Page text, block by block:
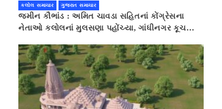
કલોલ સમાચાર ગુજરાત સમાચાર
જમીન કૌભાંડ : અમિત ચાવડા સહિતનાં કોંગ્રેસના
નેતાઓ કલોલનાં મુલસણા પહોંચ્યા, ગાંધીનગર કૂચ